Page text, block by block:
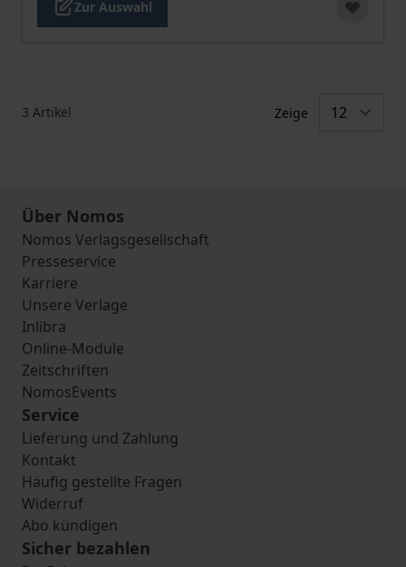
Zur Auswahl
3 Artikel Zeige
Über Nomos
Nomos Verlagsgesellschaft
Presseservice
Karriere
Unsere Verlage
Inlibra
Online-Module
Zeitschriften
NomosEvents
Service
Lieferung und Zahlung
Kontakt
Häufig gestellte Fragen
Widerruf
Abo kündigen
Sicher bezahlen